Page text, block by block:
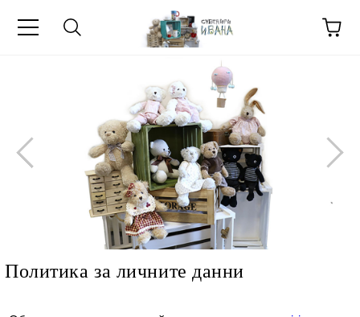
ЗА
Политика за личните данни